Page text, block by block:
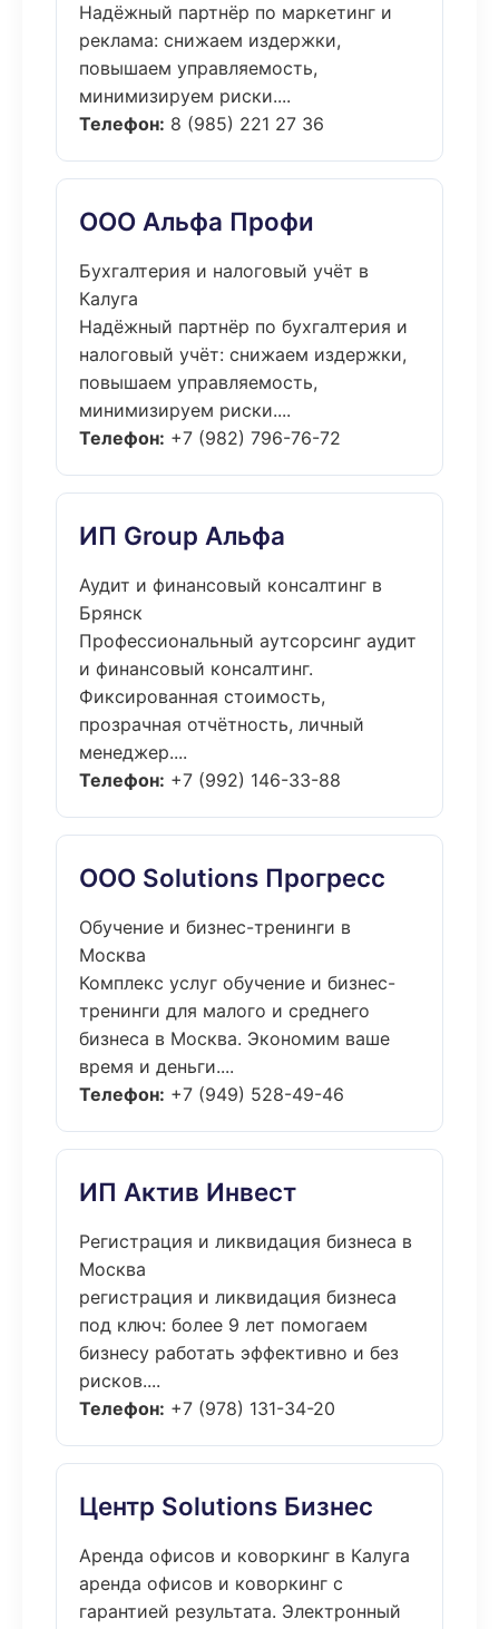
Надёжный партнёр по маркетинг и
реклама: снижаем издержки,
повышаем управляемость,
минимизируем риски....
Телефон: 8 (985) 221 27 36
ООО Альфа Профи
Бухгалтерия и налоговый учёт в
Калуга
Надёжный партнёр по бухгалтерия и
налоговый учёт: снижаем издержки,
повышаем управляемость,
минимизируем риски....
Телефон: +7 (982) 796-76-72
ИП Group Альфа
Аудит и финансовый консалтинг в
Брянск
Профессиональный аутсорсинг аудит
и финансовый консалтинг.
Фиксированная стоимость,
прозрачная отчётность, личный
менеджер....
Телефон: +7 (992) 146-33-88
ООО Solutions Прогресс
Обучение и бизнес-тренинги в
Москва
Комплекс услуг обучение и бизнес-
тренинги для малого и среднего
бизнеса в Москва. Экономим ваше
время и деньги....
Телефон: +7 (949) 528-49-46
ИП Актив Инвест
Регистрация и ликвидация бизнеса в
Москва
регистрация и ликвидация бизнеса
под ключ: более 9 лет помогаем
бизнесу работать эффективно и без
рисков....
Телефон: +7 (978) 131-34-20
Центр Solutions Бизнес
Аренда офисов и коворкинг в Калуга
аренда офисов и коворкинг с
гарантией результата. Электронный